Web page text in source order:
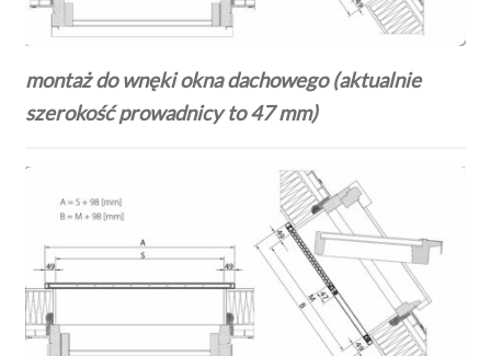
montaż do wnęki okna dachowego (aktualnie
szerokość prowadnicy to 47 mm)